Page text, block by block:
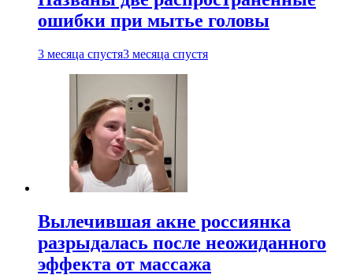
ошибки при мытье головы
3 месяца спустя3 месяца спустя
Вылечившая акне россиянка
разрыдалась после неожиданного
эффекта от массажа